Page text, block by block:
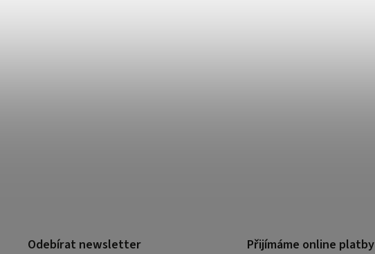
Odebírat newsletter Přijímáme online platby